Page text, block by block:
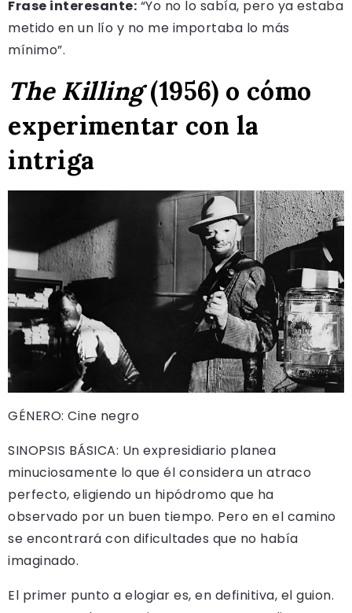
Frase interesante: “Yo no lo sabía, pero ya estaba
metido en un lío y no me importaba lo más
mínimo”.
The Killing(1956) o cómo
experimentar con la
intriga
GÉNERO: Cine negro
SINOPSIS BÁSICA: Un expresidiario planea
minuciosamente lo que él considera un atraco
perfecto, eligiendo un hipódromo que ha
observado por un buen tiempo. Pero en el camino
se encontrará con dificultades que no había
imaginado.
El primer punto a elogiar es, en definitiva, el guion.